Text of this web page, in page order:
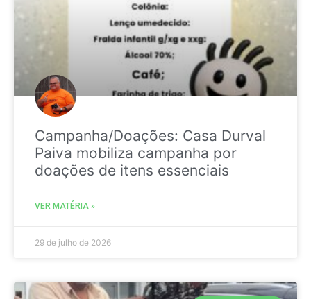
Campanha/Doações: Casa Durval
Paiva mobiliza campanha por
doações de itens essenciais
VER MATÉRIA »
29 de julho de 2026